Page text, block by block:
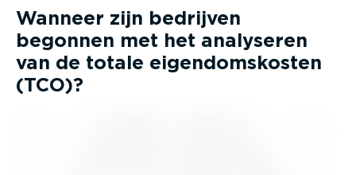
Wanneer zijn bedrijven
begonnen met het analyseren
van de totale eigen­doms­kosten
(TCO)?